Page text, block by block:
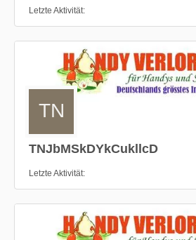
Letzte Aktivität
TNJbMSkDYkCukllcD
Letzte Aktivität